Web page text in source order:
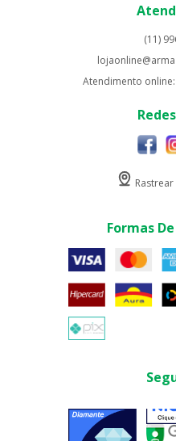
(11)
Atendimento online:
Formas